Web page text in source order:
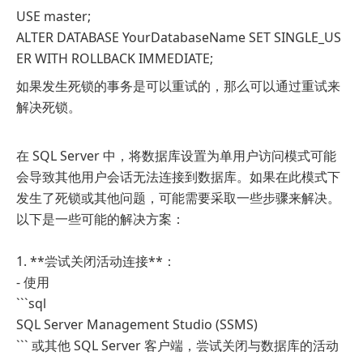
USE master;
ALTER DATABASE YourDatabaseName SET SINGLE_US
ER WITH ROLLBACK IMMEDIATE;
如果发生死锁的事务是可以重试的，那么可以通过重试来
解决死锁。
在 SQL Server 中，将数据库设置为单用户访问模式可能
会导致其他用户会话无法连接到数据库。如果在此模式下
发生了死锁或其他问题，可能需要采取一些步骤来解决。
以下是一些可能的解决方案：
1. **尝试关闭活动连接**：
- 使用
```sql
SQL Server Management Studio (SSMS)
``` 或其他 SQL Server 客户端，尝试关闭与数据库的活动